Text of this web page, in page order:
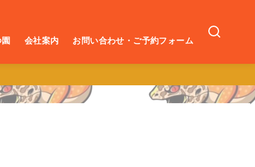
会社案内 お問い合わせ・ご予約フォーム